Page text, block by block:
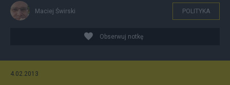
Maciej Świrski POLITYKA
Obserwuj notkę
4.02.2013